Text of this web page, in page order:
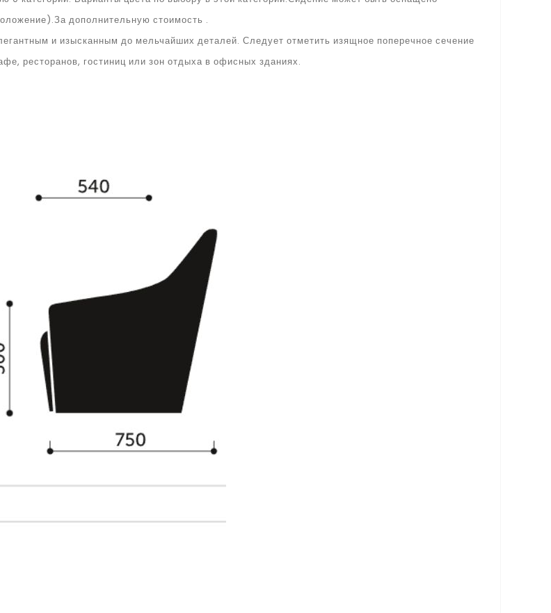
дополнительную стоимость .
и изысканным до мельчайших деталей. Следует отметить изящное поперечное сечение
ресторанов, гостиниц или зон отдыха в офисных зданиях.